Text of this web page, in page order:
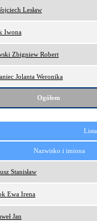
Lesław
Iwona
Zbigniew Robert
Jolanta Weronika
Ogółem
Nazwisko i imiona
Stanisław
Ewa Irena
Jan